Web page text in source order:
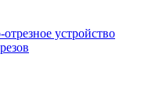
устройство